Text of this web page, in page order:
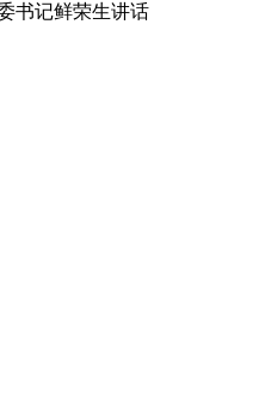
书记鲜荣生讲话